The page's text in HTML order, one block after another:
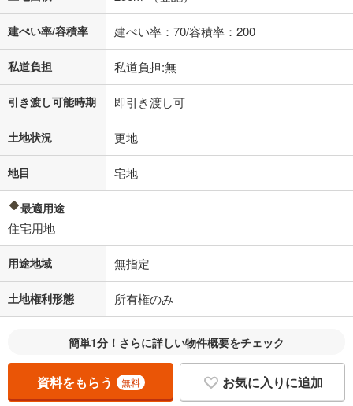
建ぺい率/容積率 建ぺい率：70/容積率：200
私道負担 私道負担:無
引き渡し可能時期 即引き渡し可
土地状況 更地
地目 宅地
最適用途
住宅用地
用途地域 無指定
土地権利形態 所有権のみ
簡単1分！さらに詳しい物件概要をチェック
資料をもらう 無料 お気に入りに追加